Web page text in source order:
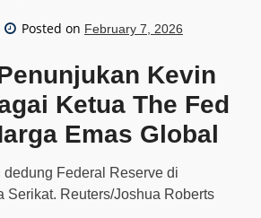
Posted on February 7, 2026
Kevin
Ketua The Fed
Emas Global